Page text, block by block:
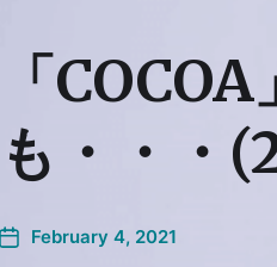
「
も・・・
February 4, 2021